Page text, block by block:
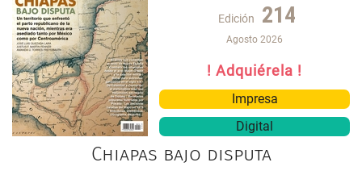
Edición 214
Agosto 2026
! Adquiérela !
Impresa
Digital
Chiapas bajo disputa